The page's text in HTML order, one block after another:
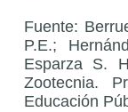
Fuente:
P.E.;
Esparza S.
Zootecnia.
Educación